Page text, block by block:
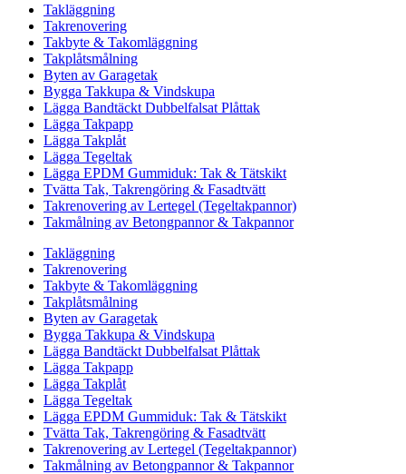
Takläggning
Takrenovering
Takbyte & Takomläggning
Takplåtsmålning
Byten av Garagetak
Bygga Takkupa & Vindskupa
Lägga Bandtäckt Dubbelfalsat Plåttak
Lägga Takpapp
Lägga Takplåt
Lägga Tegeltak
Lägga EPDM Gummiduk: Tak & Tätskikt
Tvätta Tak, Takrengöring & Fasadtvätt
Takrenovering av Lertegel (Tegeltakpannor)
Takmålning av Betongpannor & Takpannor
Takläggning
Takrenovering
Takbyte & Takomläggning
Takplåtsmålning
Byten av Garagetak
Bygga Takkupa & Vindskupa
Lägga Bandtäckt Dubbelfalsat Plåttak
Lägga Takpapp
Lägga Takplåt
Lägga Tegeltak
Lägga EPDM Gummiduk: Tak & Tätskikt
Tvätta Tak, Takrengöring & Fasadtvätt
Takrenovering av Lertegel (Tegeltakpannor)
Takmålning av Betongpannor & Takpannor